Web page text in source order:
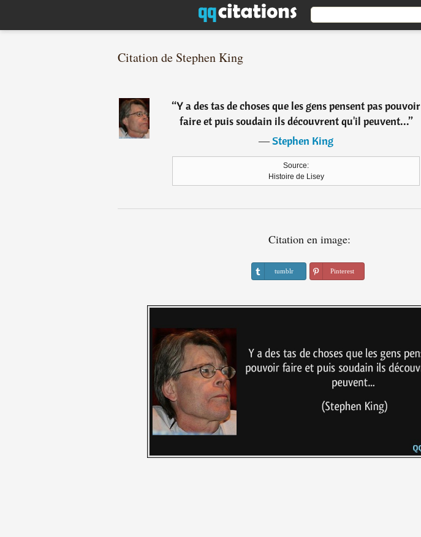
Citation de Stephen King
“Y a des tas de choses que les gens pensent pas pouvoir
faire et puis soudain ils découvrent qu'il peuvent...”
―Stephen King
Source:
Histoire de Lisey
Citation en image:
tumblr Pinterest